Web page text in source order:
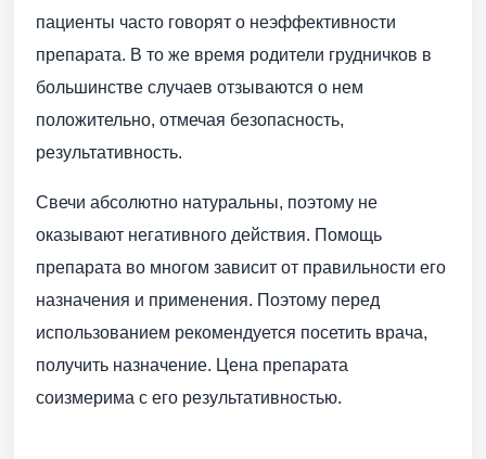
пациенты часто говорят о неэффективности
препарата. В то же время родители грудничков в
большинстве случаев отзываются о нем
положительно, отмечая безопасность,
результативность.
Свечи абсолютно натуральны, поэтому не
оказывают негативного действия. Помощь
препарата во многом зависит от правильности его
назначения и применения. Поэтому перед
использованием рекомендуется посетить врача,
получить назначение. Цена препарата
соизмерима с его результативностью.